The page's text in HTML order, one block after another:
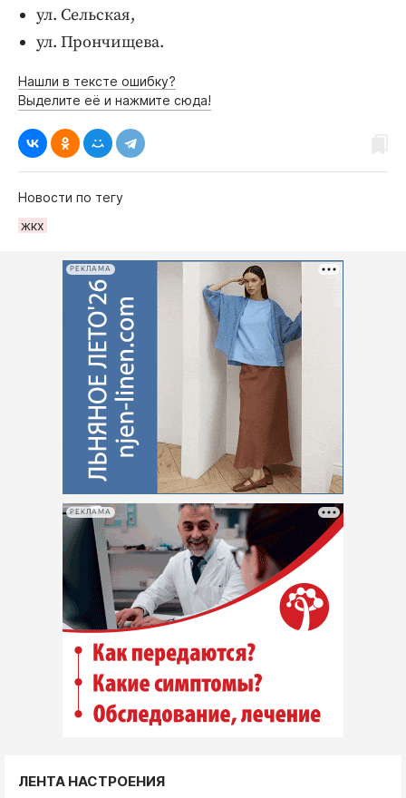
Клиника года
Бренд года
Работодатель года
ул. Сельская,
ул. Прончищева.
Нашли в тексте ошибку?
Выделите её и нажмите сюда!
Новости по тегу
жкх
РЕКЛАМА
РЕКЛАМА
ЛЕНТА НАСТРОЕНИЯ